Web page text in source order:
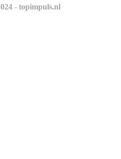
- topimpuls.nl